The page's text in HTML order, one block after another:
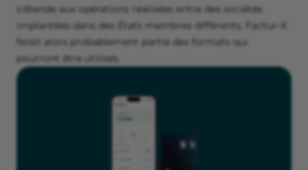
s'étende aux opérations réalisées entre des sociétés
implantées dans des États membres différents. Factur-X
ferait alors probablement partie des formats qui
pourront être utilisés.